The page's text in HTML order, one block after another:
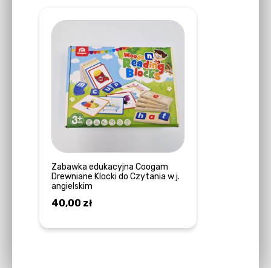
Zabawka edukacyjna Coogam
Drewniane Klocki do Czytania w j.
angielskim
40,00 zł